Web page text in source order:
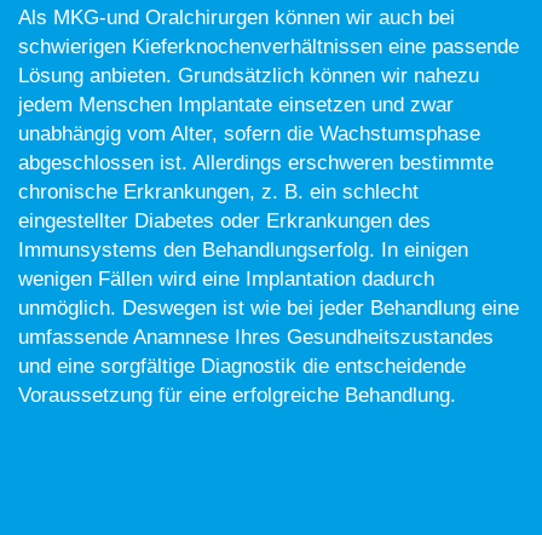
Als MKG-und Oralchirurgen können wir auch bei
schwierigen Kieferknochenverhältnissen eine passende
Lösung anbieten. Grundsätzlich können wir nahezu
jedem Menschen Implantate einsetzen und zwar
unabhängig vom Alter, sofern die Wachstumsphase
abgeschlossen ist. Allerdings erschweren bestimmte
chronische Erkrankungen, z. B. ein schlecht
eingestellter Diabetes oder Erkrankungen des
Immunsystems den Behandlungserfolg. In einigen
wenigen Fällen wird eine Implantation dadurch
unmöglich. Deswegen ist wie bei jeder Behandlung eine
umfassende Anamnese Ihres Gesundheitszustandes
und eine sorgfältige Diagnostik die entscheidende
Voraussetzung für eine erfolgreiche Behandlung.